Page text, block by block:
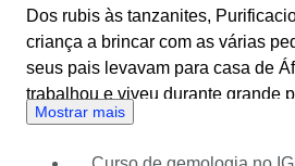
Dos rubis às tanzanites,
criança a brincar com as várias
seus pais levavam para casa de
trabalhou e viveu durante grande
O fascínio que Purificacion sentia
Mostrar mais